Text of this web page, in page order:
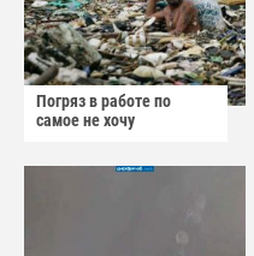
Погряз в работе по
самое не хочу